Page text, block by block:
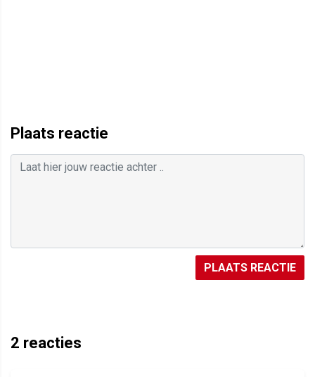
Plaats reactie
PLAATS REACTIE
2 reacties